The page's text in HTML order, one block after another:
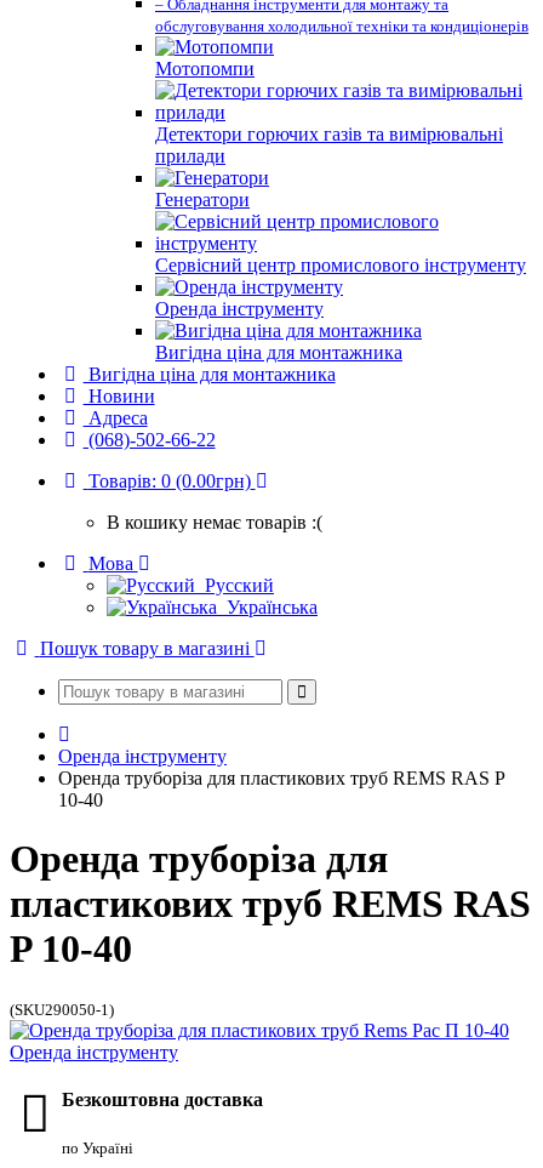
– Обладнання інструменти для монтажу та
обслуговування холодильної техніки та кондиціонерів
Мотопомпи
Детектори горючих газів та вимірювальні
прилади
Генератори
Сервісний центр промислового інструменту
Оренда інструменту
Вигідна ціна для монтажника
Вигідна ціна для монтажника
Новини
Адреса
(068)-502-66-22
Товарів: 0 (0.00грн)
В кошику немає товарів :(
Мова
Русский
Українська
Пошук товару в магазині
Оренда інструменту
Оренда труборіза для пластикових труб REMS RAS P
10-40
Оренда труборіза для
пластикових труб REMS RAS
P 10-40
(SKU290050-1)
Безкоштовна доставка
по Україні